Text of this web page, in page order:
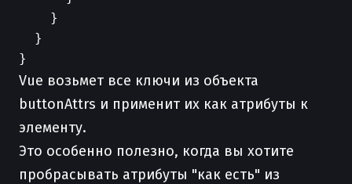
    }
  }
Vue возьмет все ключи из объекта
buttonAttrs и применит их как атрибуты к
элементу.
Это особенно полезно, когда вы хотите
пробрасывать атрибуты "как есть" из